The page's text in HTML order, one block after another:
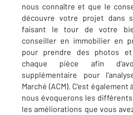
nous connaître et que le
découvre votre projet dans
faisant le tour de votre
conseiller en immobilier en
pour prendre des photos
chaque pièce afin
supplémentaire pour
Marché (ACM). C’est
nous évoquerons les
les améliorations que vous